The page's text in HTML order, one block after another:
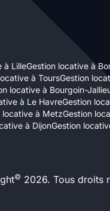
à LilleGestion locative à
à ToursGestion
locative à Bourgoin-
à Le HavreGestion
locative à MetzGestion
à DijonGestion
© 2026. Tous droits